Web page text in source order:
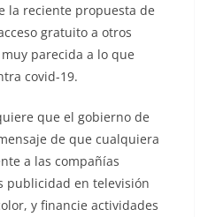
la reciente propuesta de
gratuito a otros
parecida a lo que
covid-19.
que el gobierno de
de que cualquiera
a las compañías
publicidad en televisión
y financie actividades